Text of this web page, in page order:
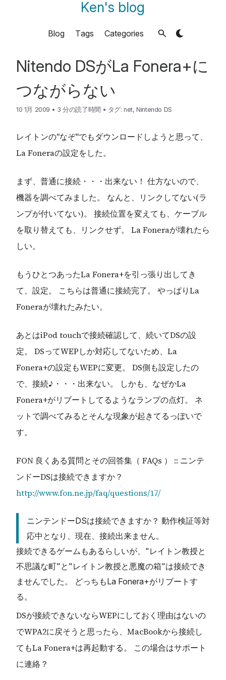
Ken's blog
Blog Tags Categories
Nitendo DSがLa Fonera+に
つながらない
10 1月 2009 • 3 分の読了時間 • タグ:net,Nintendo DS
レイトンの"なぞ"でもダウンロードしようと思って、
La Foneraの設定をした。
まず、普通に接続・・・出来ない！ 仕方ないので、
機器を調べてみました。 なんと、リンクしてない(ラ
ンプが付いてない)。 接続位置を変えても、ケーブル
を取り替えても、リンクせず。 La Foneraが壊れたら
しい。
もうひとつあったLa Fonera+を引っ張り出してき
て、設定。 こちらは普通に接続完了。 やっぱりLa
Foneraが壊れたみたい。
あとはiPod touchで接続確認して、続いてDSの設
定。 DSってWEPしか対応してないため、La
Fonera+の設定もWEPに変更。 DS側も設定したの
で、接続♪・・・出来ない。 しかも、なぜかLa
Fonera+がリブートしてるようなランプの点灯。 ネ
ットで調べてみるとそんな現象が起きてるっぽいで
す。
FON 良くある質問とその回答集（ FAQs ） :: ニンテ
ンドーDSは接続できますか？
http://www.fon.ne.jp/faq/questions/17/
ニンテンドーDSは接続できますか？ 動作検証等対
応中となり、現在、接続出来ません。
接続できるゲームもあるらしいが、"レイトン教授と
不思議な町"と"レイトン教授と悪魔の箱"は接続でき
ませんでした。 どっちもLa Fonera+がリブートす
る。
DSが接続できないならWEPにしておく理由はないの
でWPA2に戻そうと思ったら、MacBookから接続し
てもLa Fonera+は再起動する。 この場合はサポート
に連絡？